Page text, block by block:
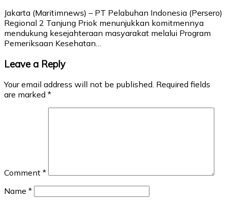
Jakarta (Maritimnews) – PT Pelabuhan Indonesia (Persero)
Regional 2 Tanjung Priok menunjukkan komitmennya
mendukung kesejahteraan masyarakat melalui Program
Pemeriksaan Kesehatan…
Leave a Reply
Your email address will not be published. Required fields
are marked *
Comment *
Name *